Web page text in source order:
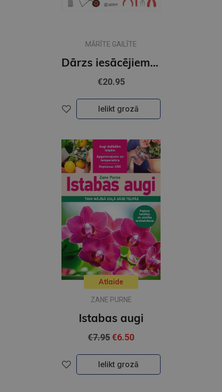
MĀRĪTE GAILĪTE
Dārzs iesācējiem. No būvbedres un nezālēm līdz skaitām sakņu, augļu un puķu dobēm
€20.95
Ielikt grozā
Atlaide
ZANE PURNE
Istabas augi
€7.95€6.50
Ielikt grozā